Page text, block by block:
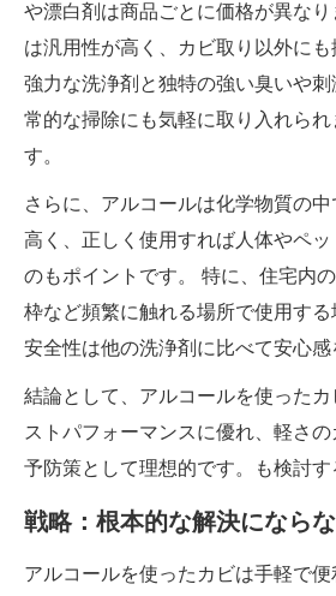
や漂白剤は商品ごとに価格が異な
は汎用性が高く、カビ取り以外に
強力な洗浄剤と独特の強い臭いや刺
常的な掃除にも気軽に取り入れられ
す。
さらに、アルコールは化学物質の
高く、正しく使用すれば人体やペ
のもポイントです。 特に、住宅内
枠など頻繁に触れる場所で使用す
安全性は他の洗浄剤に比べて安心感
結論として、アルコールを使った
ストパフォーマンスに優れ、軽さ
予防策として理想的です。も検討す
戦略：根本的な解決になら
アルコールを使ったカビは手軽で